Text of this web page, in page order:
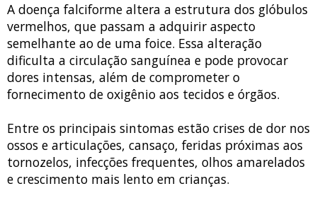
A doença falciforme altera a estrutura dos glóbulos
vermelhos, que passam a adquirir aspecto
semelhante ao de uma foice. Essa alteração
dificulta a circulação sanguínea e pode provocar
dores intensas, além de comprometer o
fornecimento de oxigênio aos tecidos e órgãos.
Entre os principais sintomas estão crises de dor nos
ossos e articulações, cansaço, feridas próximas aos
tornozelos, infecções frequentes, olhos amarelados
e crescimento mais lento em crianças.